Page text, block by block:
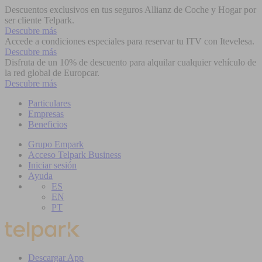
Descuentos exclusivos en tus seguros Allianz de Coche y Hogar por
ser cliente Telpark.
Descubre más
Accede a condiciones especiales para reservar tu ITV con Itevelesa.
Descubre más
Disfruta de un 10% de descuento para alquilar cualquier vehículo de
la red global de Europcar.
Descubre más
Particulares
Empresas
Beneficios
Grupo Empark
Acceso Telpark Business
Iniciar sesión
Ayuda
ES
EN
PT
Descargar App